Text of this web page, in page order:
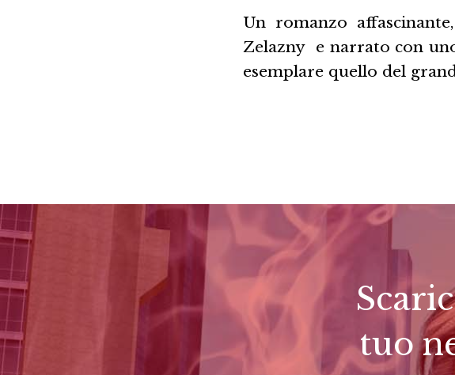
Un romanzo
Zelazny e narrato con
esemplare quello del
tuo